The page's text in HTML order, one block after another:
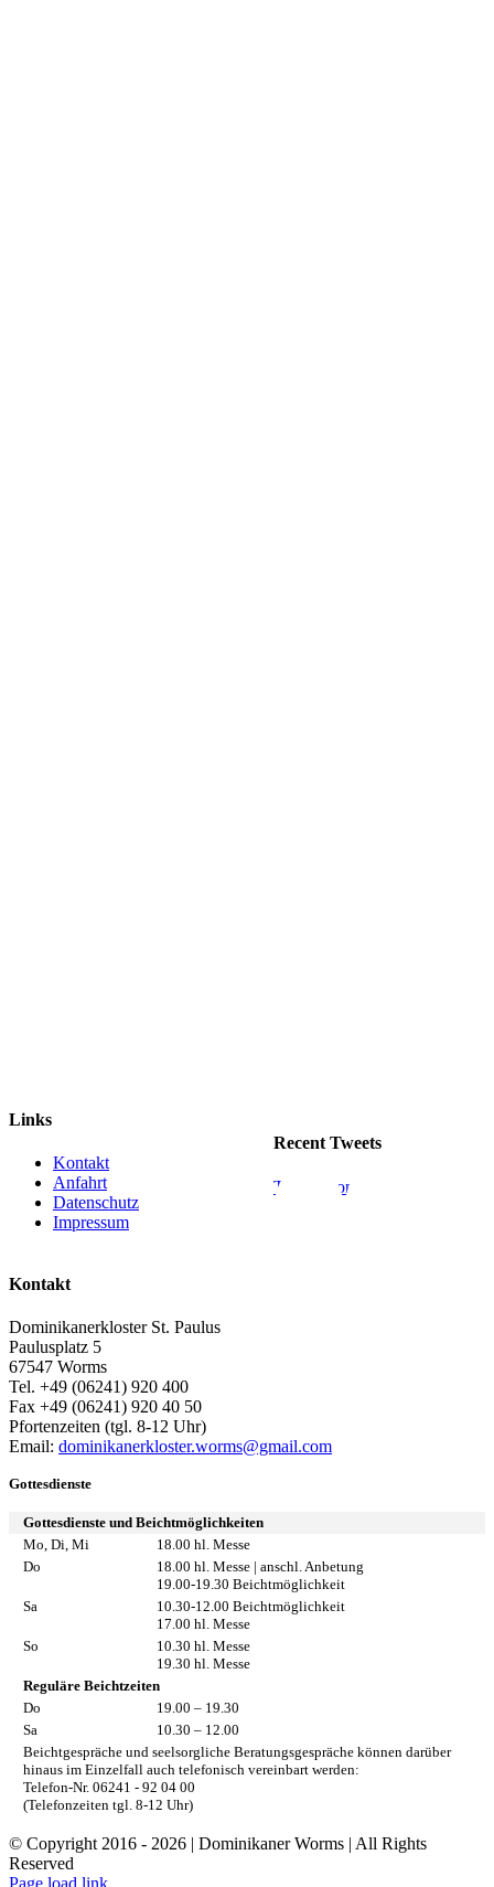
Recent Tweets
Tweets von
Links
Kontakt
Anfahrt
Datenschutz
Impressum
Kontakt
Dominikanerkloster St. Paulus
Paulusplatz 5
67547 Worms
Tel. +49 (06241) 920 400
Fax +49 (06241) 920 40 50
Pfortenzeiten (tgl. 8-12 Uhr)
Email: dominikanerkloster.worms@gmail.com
Gottesdienste
Gottesdienste und Beichtmöglichkeiten
Mo, Di, Mi
18.00 hl. Messe
Do
18.00 hl. Messe | anschl. Anbetung
19.00-19.30 Beichtmöglichkeit
Sa
10.30-12.00 Beichtmöglichkeit
17.00 hl. Messe
So
10.30 hl. Messe
19.30 hl. Messe
Reguläre Beichtzeiten
Do
19.00 – 19.30
Sa
10.30 – 12.00
Beichtgespräche und seelsorgliche Beratungsgespräche können darüber
hinaus im Einzelfall auch telefonisch vereinbart werden:
Telefon-Nr. 06241 - 92 04 00
(Telefonzeiten tgl. 8-12 Uhr)
© Copyright 2016 - 2026 | Dominikaner Worms | All Rights
Reserved
Facebook
Rss